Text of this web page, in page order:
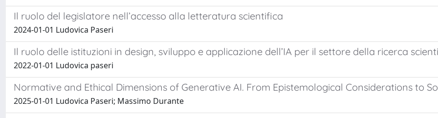
Il ruolo del legislatore nell’accesso alla letteratura scientifica
2024-01-01 Ludovica Paseri
Il ruolo delle istituzioni in design, sviluppo e applicazione dell’IA per il settore della ricerca
2022-01-01 Ludovica paseri
Normative and Ethical Dimensions of Generative AI. From Epistemological Considerations to
2025-01-01 Ludovica Paseri; Massimo Durante